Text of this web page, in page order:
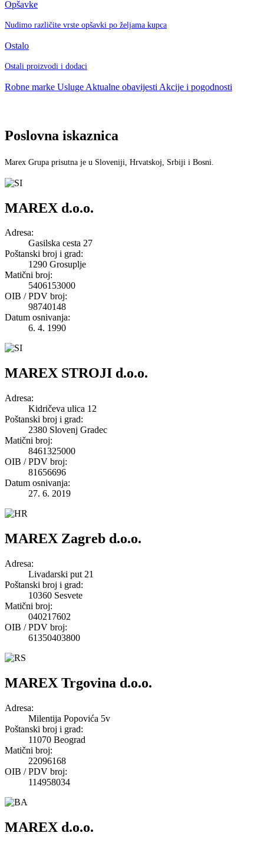
Opšavke
Nudimo različite vrste opšavki po željama kupca
Ostalo
Ostali proizvodi i dodaci
Robne marke Usluge Aktualne obavijesti Akcije i pogodnosti
Poslovna iskaznica
Marex Grupa prisutna je u Sloveniji, Hrvatskoj, Srbiji i Bosni.
MAREX d.o.o.
Adresa:
Gasilska cesta 27
Poštanski broj i grad:
1290 Grosuplje
Matični broj:
5406153000
OIB / PDV broj:
98740148
Datum osnivanja:
6. 4. 1990
MAREX STROJI d.o.o.
Adresa:
Kidričeva ulica 12
Poštanski broj i grad:
2380 Slovenj Gradec
Matični broj:
8461325000
OIB / PDV broj:
81656696
Datum osnivanja:
27. 6. 2019
MAREX Zagreb d.o.o.
Adresa:
Livadarski put 21
Poštanski broj i grad:
10360 Sesvete
Matični broj:
040217602
OIB / PDV broj:
61350403800
MAREX Trgovina d.o.o.
Adresa:
Milentija Popovića 5v
Poštanski broj i grad:
11070 Beograd
Matični broj:
22096168
OIB / PDV broj:
114958034
MAREX d.o.o.